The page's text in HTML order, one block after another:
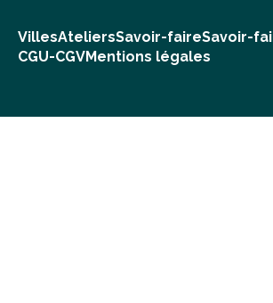
VillesAteliersSavoir-faireSavoir-
CGU-CGVMentions légales